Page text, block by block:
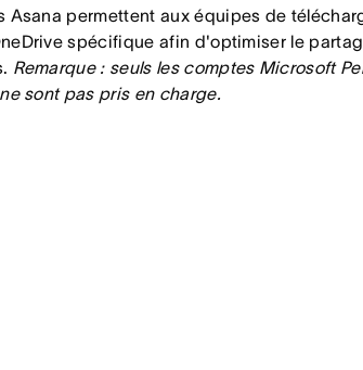
Asana permettent aux équipes de
spécifique afin d'optimiser le
Remarque : seuls les comptes Microsoft
sont pas pris en charge.